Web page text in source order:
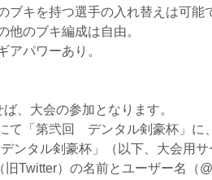
ブキを持つ選手の入れ替えは可能
他のブキ編成は自由。
アパワーあり。
、大会の参加となります。
て「第弐回 デンタル剣豪杯」に
ンタル剣豪杯」（以下、大会用
旧Twitter）の名前とユーザー名（